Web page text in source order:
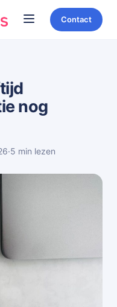
Contact
nog
·5 min lezen